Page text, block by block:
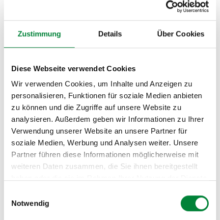
Zustimmung Details Über Cookies
Diese Webseite verwendet Cookies
Wir verwenden Cookies, um Inhalte und Anzeigen zu
personalisieren, Funktionen für soziale Medien anbieten
zu können und die Zugriffe auf unsere Website zu
analysieren. Außerdem geben wir Informationen zu Ihrer
Verwendung unserer Website an unsere Partner für
soziale Medien, Werbung und Analysen weiter. Unsere
Partner führen diese Informationen möglicherweise mit
weiteren Daten zusammen, die Sie ihnen bereitgestellt
Notwendig
Wissen allein reicht nicht – nachhaltige Veränderung
braucht Strategie. Wir beleuchten die Psychologie des
Heißhungers und zeigen bewährte Methoden:
schrittweise Reduktion statt radikaler Verzicht,
Arbeitsplatz bereitstellen. Wenn die Kantine mitzieht,
die Führungskraft Vorbild ist und das Team sich
gegenseitig motiviert, gelingt die Umstellung
nachhaltig.